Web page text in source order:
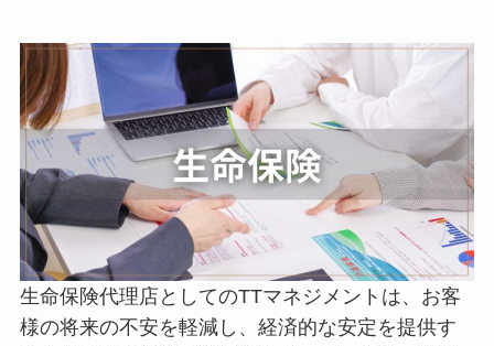
生命保険代理店としてのTTマネジメントは、お客
様の将来の不安を軽減し、経済的な安定を提供す